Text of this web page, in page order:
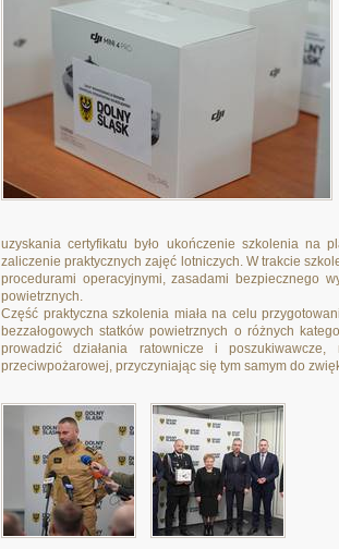
uzyskania certyfikatu było ukończenie szkolenia na
zaliczenie praktycznych zajęć lotniczych. W trakcie
procedurami operacyjnymi, zasadami bezpiecznego
powietrznych.
Część praktyczna szkolenia miała na celu
bezzałogowych statków powietrznych o różnych
prowadzić działania ratownicze i
przeciwpożarowej, przyczyniając się tym samym do